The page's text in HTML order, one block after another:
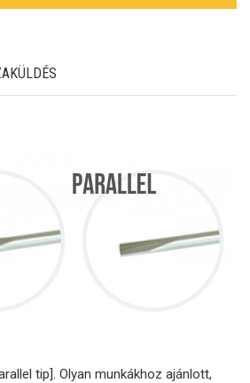
tip]. Olyan munkákhoz ajánlott,